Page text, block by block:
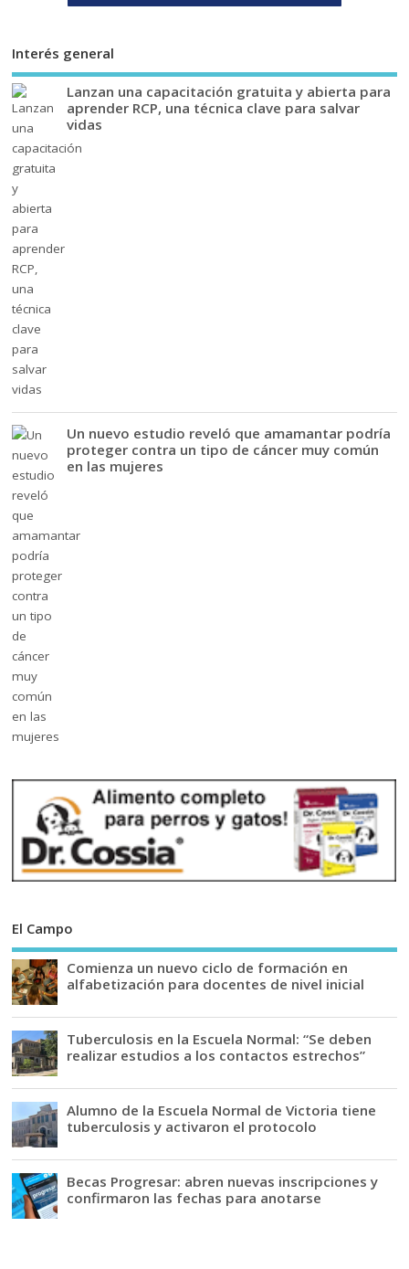
Interés general
Lanzan una capacitación gratuita y abierta para
aprender RCP, una técnica clave para salvar
vidas
Un nuevo estudio reveló que amamantar podría
proteger contra un tipo de cáncer muy común
en las mujeres
El Campo
Comienza un nuevo ciclo de formación en
alfabetización para docentes de nivel inicial
Tuberculosis en la Escuela Normal: “Se deben
realizar estudios a los contactos estrechos”
Alumno de la Escuela Normal de Victoria tiene
tuberculosis y activaron el protocolo
Becas Progresar: abren nuevas inscripciones y
confirmaron las fechas para anotarse